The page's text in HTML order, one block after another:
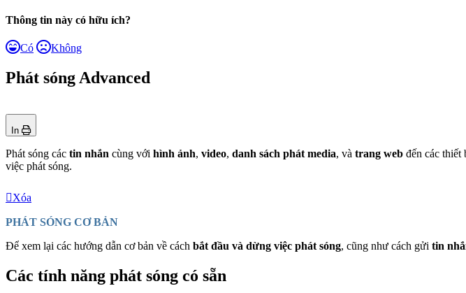
Thông tin này có hữu ích?
Có Không
Phát sóng Advanced
In
Phát sóng các tin nhắn cùng với hình ảnh, video, danh sách phát media, và trang web đến các thiết
việc phát sóng.
Xóa
PHÁT SÓNG CƠ BẢN
Để xem lại các hướng dẫn cơ bản về cách bắt đầu và dừng việc phát sóng, cũng như cách gửi tin
Các tính năng phát sóng có sẵn